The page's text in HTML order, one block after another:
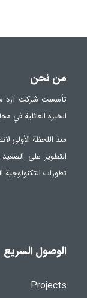
من نحن
الخبرة العائلية في
منذ اللحظة الأولى
التطوير على
تطورات التكنولوجية
الوصول السريع
Projects